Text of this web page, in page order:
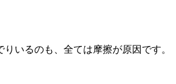
いるのも、全ては摩擦が原因です。